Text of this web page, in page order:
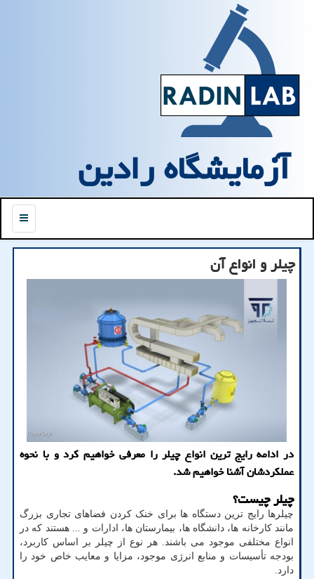
آزمایشگاه رادین
منو
چیلر و انواع آن
در ادامه رایج ترین انواع چیلر را معرفی خواهیم کرد و با نحوه
عملکردشان آشنا خواهیم شد.
چیلر چیست؟
چیلرها رایج ترین دستگاه ها برای خنک کردن فضاهای تجاری بزرگ
مانند کارخانه ها، دانشگاه ها، بیمارستان ها، ادارات و ... هستند که در
انواع مختلفی موجود می باشند. هر نوع از چیلر بر اساس کاربرد،
بودجه تأسیسات و منابع انرژی موجود، مزایا و معایب خاص خود را
دارد.